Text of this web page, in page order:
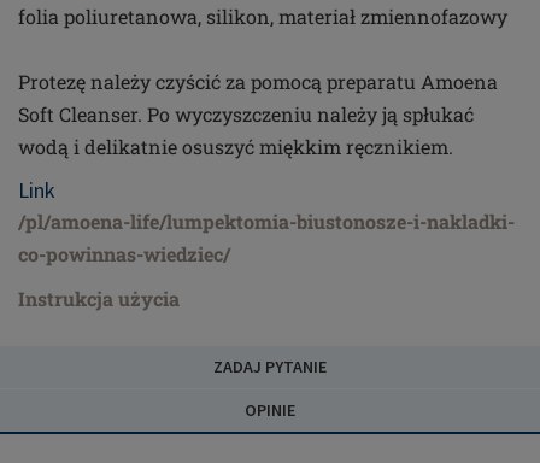
folia poliuretanowa, silikon, materiał zmiennofazowy
Protezę należy czyścić za pomocą preparatu Amoena
Soft Cleanser. Po wyczyszczeniu należy ją spłukać
wodą i delikatnie osuszyć miękkim ręcznikiem.
Link
/pl/amoena-life/lumpektomia-biustonosze-i-nakladki-
co-powinnas-wiedziec/
Instrukcja użycia
ZADAJ PYTANIE
OPINIE